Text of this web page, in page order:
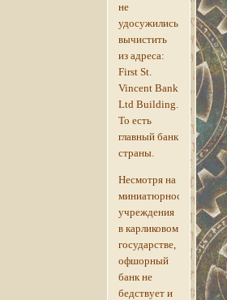
не
удосужились
вычистить
из адреса:
First St.
Vincent Bank
Ltd Building.
То есть
главный банк
страны.
Несмотря на
миниатюрность
учреждения
в карликовом
государстве,
офшорный
банк не
бедствует и